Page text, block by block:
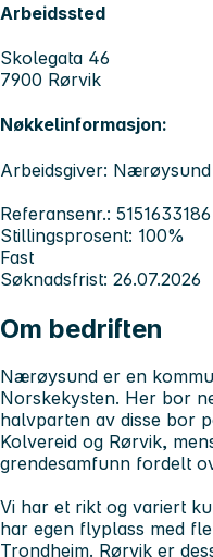
Arbeidssted
Skolegata 46
7900 Rørvik
Nøkkelinformasjon:
Arbeidsgiver:
Referansenr.: 5151633186
Stillingsprosent: 100%
Fast
Søknadsfrist: 26.07.2026
Om bedriften
Nærøysund er en
Norskekysten. Her bor
halvparten av disse bor
Kolvereid og Rørvik,
grendesamfunn fordelt
Vi har et rikt og variert
har egen flyplass med
Trondheim. Rørvik er